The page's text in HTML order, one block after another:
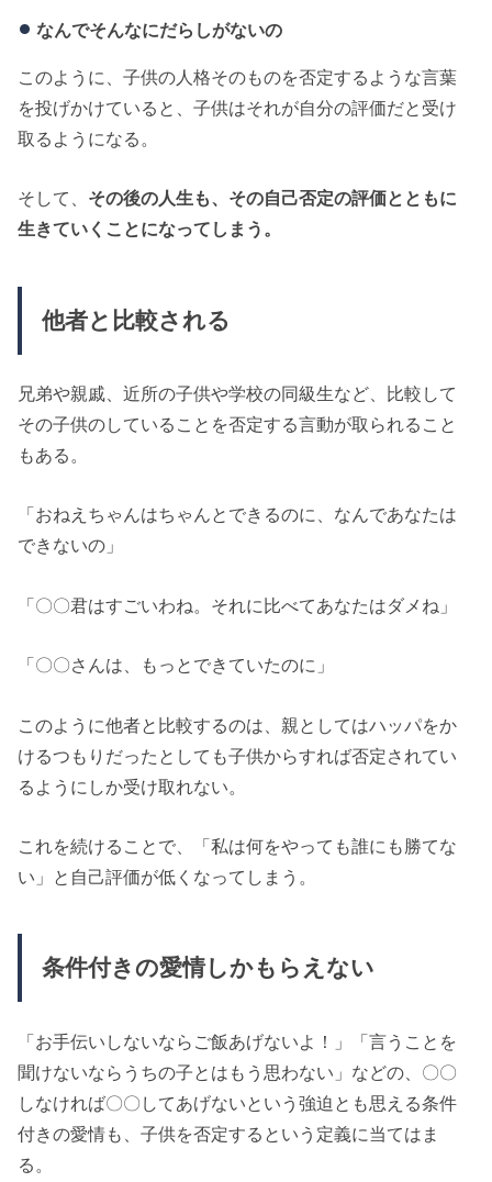
なんでそんなにだらしがないの
このように、子供の人格そのものを否定するような言葉
を投げかけていると、子供はそれが自分の評価だと受け
取るようになる。
そして、 その後の人生も、その自己否定の評価とともに
生きていくことになってしまう。
他者と比較される
兄弟や親戚、近所の子供や学校の同級生など、比較して
その子供のしていることを否定する言動が取られること
もある。
「おねえちゃんはちゃんとできるのに、なんであなたは
できないの」
「〇〇君はすごいわね。それに比べてあなたはダメね」
「〇〇さんは、もっとできていたのに」
このように他者と比較するのは、親としてはハッパをか
けるつもりだったとしても子供からすれば否定されてい
るようにしか受け取れない。
これを続けることで、「私は何をやっても誰にも勝てな
い」と自己評価が低くなってしまう。
条件付きの愛情しかもらえない
「お手伝いしないならご飯あげないよ！」「言うことを
聞けないならうちの子とはもう思わない」などの、〇〇
しなければ〇〇してあげないという強迫とも思える条件
付きの愛情も、子供を否定するという定義に当てはま
る。